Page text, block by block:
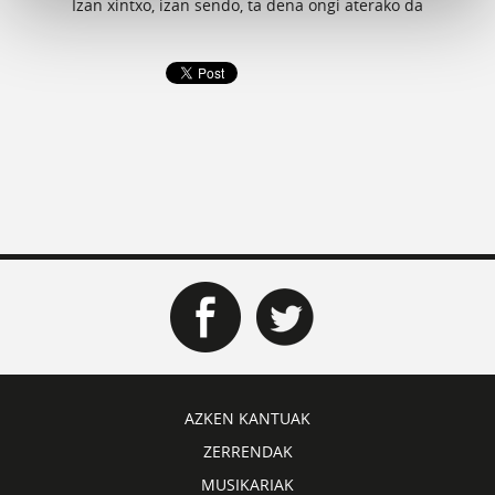
Izan xintxo, izan sendo, ta dena ongi aterako da
AZKEN KANTUAK
ZERRENDAK
MUSIKARIAK